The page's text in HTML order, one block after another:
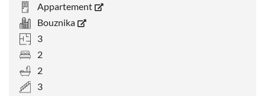
Appartement
Bouznika
3
2
2
3